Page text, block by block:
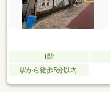
1階
駅から徒歩5分以内